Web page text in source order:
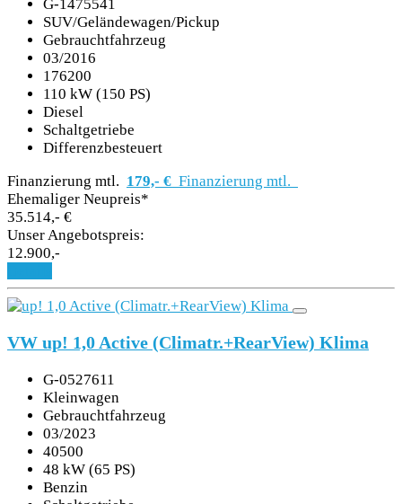
G-1475541
SUV/Geländewagen/Pickup
Gebrauchtfahrzeug
03/2016
176200
110 kW (150 PS)
Diesel
Schaltgetriebe
Differenzbesteuert
Finanzierung mtl. 179,- € Finanzierung mtl.
Ehemaliger Neupreis*
35.514,- €
Unser Angebotspreis:
12.900,-
VW up! 1,0 Active (Climatr.+RearView) Klima
G-0527611
Kleinwagen
Gebrauchtfahrzeug
03/2023
40500
48 kW (65 PS)
Benzin